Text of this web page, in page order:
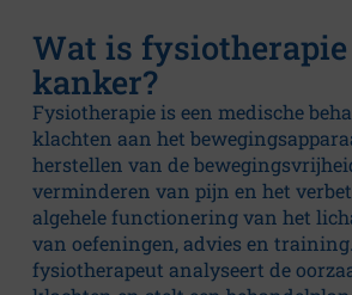
O
n
Wat is
kanker?
Fysiotherapie is een medische
klachten aan het
herstellen van de
verminderen van pijn en het
algehele functionering van het
van oefeningen, advies en
fysiotherapeut analyseert de